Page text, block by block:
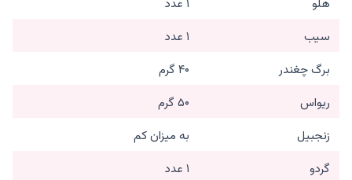
هلو
۱ عدد
سیب
۱ عدد
برگ چغندر
۴۰ گرم
ریواس
۵۰ گرم
زنجبیل
به میزان کم
گردو
۱ عدد